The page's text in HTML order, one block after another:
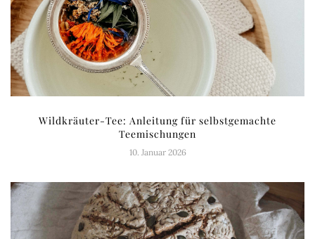
Wildkräuter-Tee: Anleitung für selbstgemachte
Teemischungen
10. Januar 2026